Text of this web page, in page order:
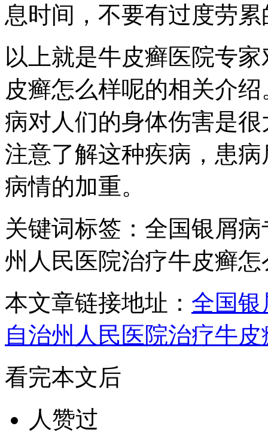
息时间，不要有过度劳
以上就是牛皮癣医院专
皮癣怎么样呢的相关介
病对人们的身体伤害是
注意了解这种疾病，患
病情的加重。
关键词标签：全国银屑
州人民医院治疗牛皮癣怎
本文章链接地址： 全国
自治州人民医院治疗牛
看完本文后
人赞过